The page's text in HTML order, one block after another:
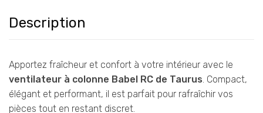
Description
Apportez fraîcheur et confort à votre intérieur avec le
ventilateur à colonne Babel RC de Taurus . Compact,
élégant et performant, il est parfait pour rafraîchir vos
pièces tout en restant discret.